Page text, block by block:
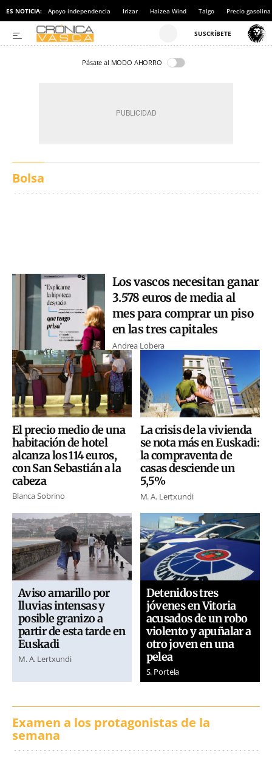
ES NOTICIA: Apoyo independencia Irizar Haizea Wind Talgo Precio gasolina
Pásate al MODO AHORRO
Bolsa
Los vascos necesitan ganar
3.578 euros de media al
mes para comprar un piso
en las tres capitales
Andrea Lobera
El precio medio de una
habitación de hotel
alcanza los 114 euros,
con San Sebastián a la
cabeza
Blanca Sobrino
La crisis de la vivienda
se nota más en Euskadi:
la compraventa de
casas desciende un
5,5%
M. A. Lertxundi
Aviso amarillo por
lluvias intensas y
posible granizo a
partir de esta tarde en
Euskadi
M. A. Lertxundi
Detenidos tres
jóvenes en Vitoria
acusados de un robo
violento y apuñalar a
otro joven en una
pelea
S. Portela
Examen a los protagonistas de la
semana